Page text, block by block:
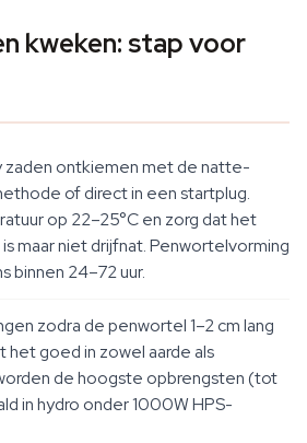
kweken: stap voor
ontkiemen met de natte-
of direct in een startplug.
op 22–25°C en zorg dat het
maar niet drijfnat. Penwortelvorming
binnen 24–72 uur.
zodra de penwortel 1–2 cm lang
goed in zowel aarde als
de hoogste opbrengsten (tot
in hydro onder 1000W HPS-